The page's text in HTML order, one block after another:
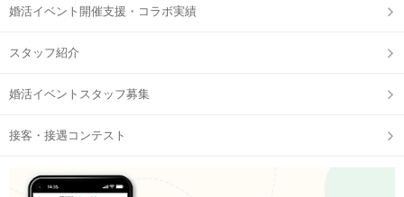
婚活イベント開催支援・コラボ実績
スタッフ紹介
婚活イベントスタッフ募集
接客・接遇コンテスト